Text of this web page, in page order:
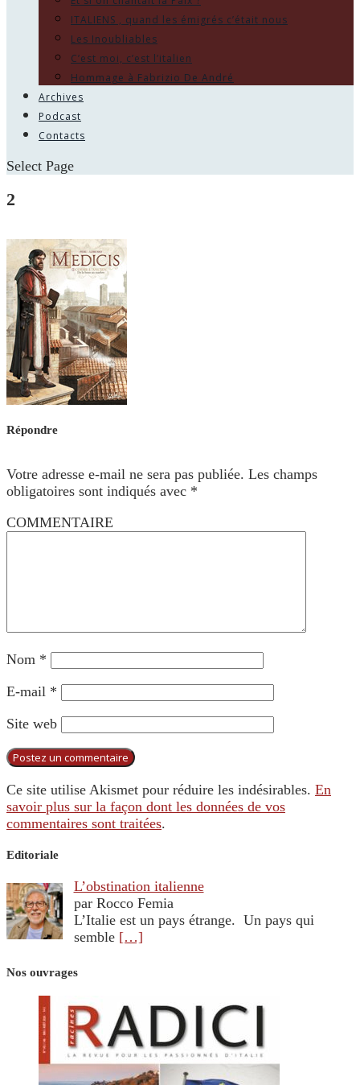
ITALIENS , quand les émigrés c’était nous
Les Inoubliables
C’est moi, c’est l’italien
Hommage à Fabrizio De André
Archives
Podcast
Contacts
Select Page
2
Répondre
Votre adresse e-mail ne sera pas publiée. Les champs
obligatoires sont indiqués avec *
COMMENTAIRE
Nom *
E-mail *
Site web
Ce site utilise Akismet pour réduire les indésirables. En
savoir plus sur la façon dont les données de vos
commentaires sont traitées.
Editoriale
L’obstination italienne
par Rocco Femia
L’Italie est un pays étrange. Un pays qui
semble […]
Nos ouvrages